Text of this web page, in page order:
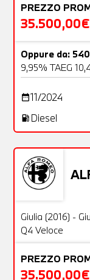
PREZZO
35.500,00€
Oppure da:
9,95% TAEG
date_range11/2024
local_gas_station Diesel
Usato
Giulia (2016) -
Q4 Veloce
PREZZO
35.500,00€